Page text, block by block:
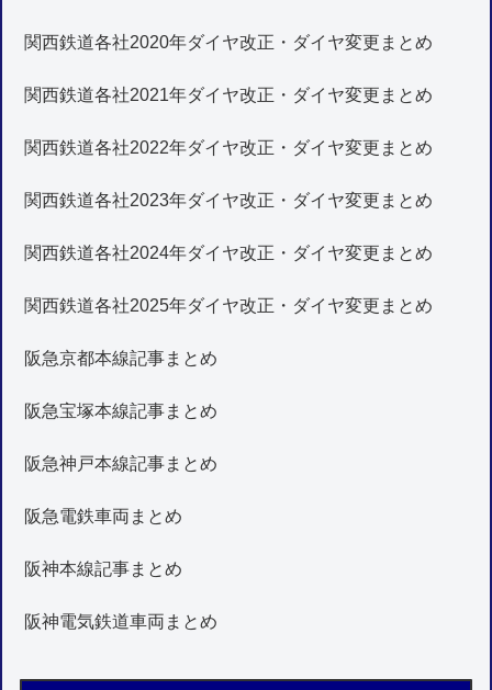
関西鉄道各社2020年ダイヤ改正・ダイヤ変更まとめ
関西鉄道各社2021年ダイヤ改正・ダイヤ変更まとめ
関西鉄道各社2022年ダイヤ改正・ダイヤ変更まとめ
関西鉄道各社2023年ダイヤ改正・ダイヤ変更まとめ
関西鉄道各社2024年ダイヤ改正・ダイヤ変更まとめ
関西鉄道各社2025年ダイヤ改正・ダイヤ変更まとめ
阪急京都本線記事まとめ
阪急宝塚本線記事まとめ
阪急神戸本線記事まとめ
阪急電鉄車両まとめ
阪神本線記事まとめ
阪神電気鉄道車両まとめ